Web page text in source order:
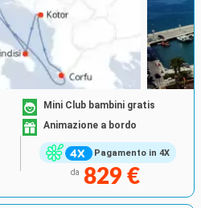
Pagamento in 4X
Mini Club bambini gratis
Animazione a bordo
da 829 €